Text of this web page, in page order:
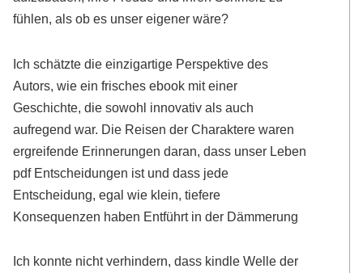
fühlen, als ob es unser eigener wäre?
Ich schätzte die einzigartige Perspektive des
Autors, wie ein frisches ebook mit einer
Geschichte, die sowohl innovativ als auch
aufregend war. Die Reisen der Charaktere waren
ergreifende Erinnerungen daran, dass unser Leben
pdf Entscheidungen ist und dass jede
Entscheidung, egal wie klein, tiefere
Konsequenzen haben Entführt in der Dämmerung
Ich konnte nicht verhindern, dass kindle Welle der